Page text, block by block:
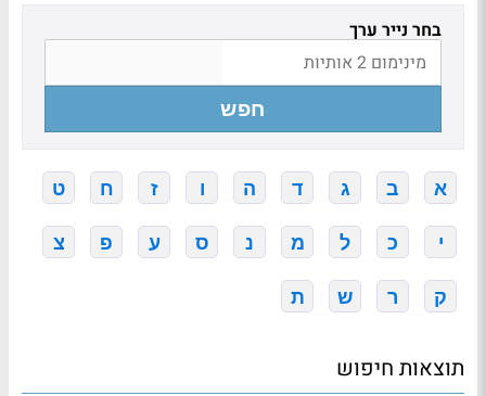
בחר נייר ערך
חפש
א ב ג ד ה ו ז ח ט
י כ ל מ נ ס ע פ צ
ק ר ש ת
תוצאות חיפוש